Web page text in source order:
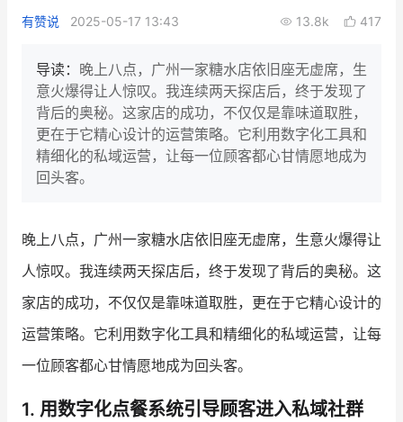
增长产品指南
智库 产品场景库
产品更新动态
新零售资讯
培训课程
有赞说 2025-05-17 13:43 13.8k 417
导读： 晚上八点，广州一家糖水店依旧座无虚席，生
意火爆得让人惊叹。我连续两天探店后，终于发现了
背后的奥秘。这家店的成功，不仅仅是靠味道取胜，
更在于它精心设计的运营策略。它利用数字化工具和
精细化的私域运营，让每一位顾客都心甘情愿地成为
回头客。
晚上八点，广州一家糖水店依旧座无虚席，生意火爆得让
人惊叹。我连续两天探店后，终于发现了背后的奥秘。这
家店的成功，不仅仅是靠味道取胜，更在于它精心设计的
运营策略。它利用数字化工具和精细化的私域运营，让每
一位顾客都心甘情愿地成为回头客。
1. 用数字化点餐系统引导顾客进入私域社群